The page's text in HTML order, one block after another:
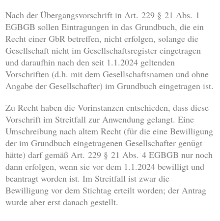
Nach der Übergangsvorschrift in Art. 229 § 21 Abs. 1
EGBGB sollen Eintragungen in das Grundbuch, die ein
Recht einer GbR betreffen, nicht erfolgen, solange die
Gesellschaft nicht im Gesellschaftsregister eingetragen
und daraufhin nach den seit 1.1.2024 geltenden
Vorschriften (d.h. mit dem Gesellschaftsnamen und ohne
Angabe der Gesellschafter) im Grundbuch eingetragen ist.
Zu Recht haben die Vorinstanzen entschieden, dass diese
Vorschrift im Streitfall zur Anwendung gelangt. Eine
Umschreibung nach altem Recht (für die eine Bewilligung
der im Grundbuch eingetragenen Gesellschafter genügt
hätte) darf gemäß Art. 229 § 21 Abs. 4 EGBGB nur noch
dann erfolgen, wenn sie vor dem 1.1.2024 bewilligt und
beantragt worden ist. Im Streitfall ist zwar die
Bewilligung vor dem Stichtag erteilt worden; der Antrag
wurde aber erst danach gestellt.